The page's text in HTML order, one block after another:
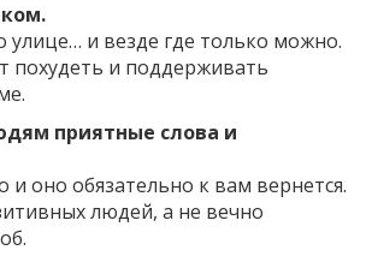
улице… и везде где только можно.
похудеть и поддерживать
приятные слова и
и оно обязательно к вам вернется.
людей, а не вечно